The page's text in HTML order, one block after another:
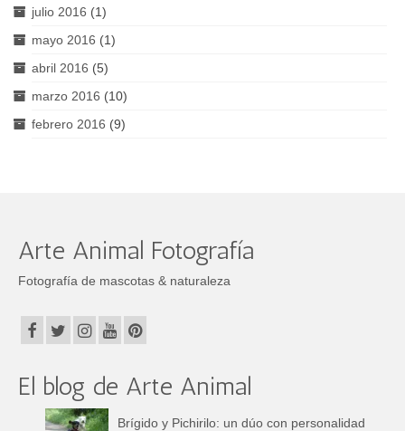
julio 2016 (1)
mayo 2016 (1)
abril 2016 (5)
marzo 2016 (10)
febrero 2016 (9)
Arte Animal Fotografía
Fotografía de mascotas & naturaleza
El blog de Arte Animal
Brígido y Pichirilo: un dúo con personalidad